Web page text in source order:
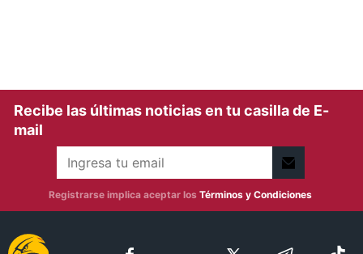
Recibe las últimas noticias en tu casilla de E-
mail
Registrarse implica aceptar los Términos y Condiciones